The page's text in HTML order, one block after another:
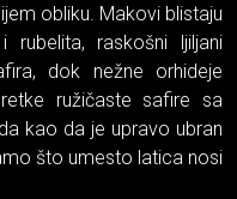
obliku. Makovi blistaju
rubelita, raskošni ljiljani
dok nežne orhideje
ružičaste safire sa
kao da je upravo ubran
što umesto latica nosi